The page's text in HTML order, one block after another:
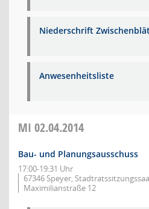
Niederschrift
Anwesenheitsliste
MI 02.04.2014
Bau- und Planungsausschuss
17:00-19:31 Uhr
67346 Speyer,
Maximilianstraße 12